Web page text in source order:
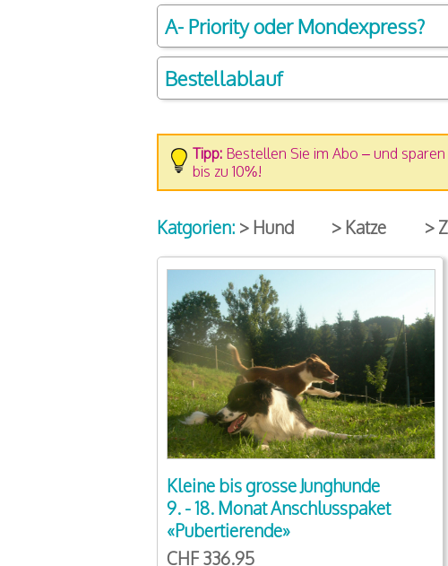
A- Priority oder Mondexpress?
Bestellablauf
Tipp: Bestellen Sie im Abo – und
bis zu 10%!
Katgorien: > Hund > Katze >
Kleine bis grosse Junghunde
9. - 18. Monat Anschlusspaket
«Pubertierende»
CHF 336.95